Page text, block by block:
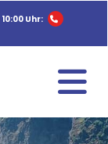
10:00 Uhr: